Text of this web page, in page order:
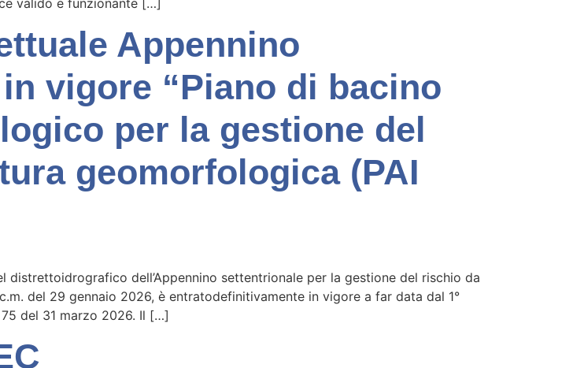
Appennino
vigore “Piano di bacino
per la gestione del
geomorfologica (PAI
dell’Appennino settentrionale per la gestione del rischio da
del 29 gennaio 2026, è entratodefinitivamente in vigore a far data dal 1°
del 31 marzo 2026. Il […]